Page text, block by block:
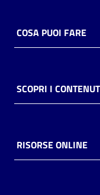
Archivio
Decentrate
COSA PUOI FARE
SCOPRI I
RISORSE ONLINE